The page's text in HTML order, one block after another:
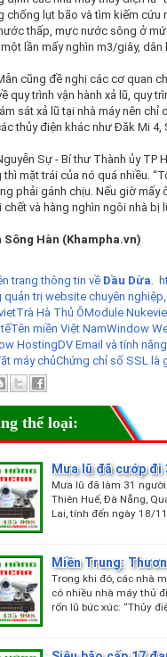
chống lụt bão và tìm kiếm cứu
thấp, mực nước sông ở
lần mấy nghìn m3/giây,
cũng đề nghị các cơ quan
quy trình vận hành xả lũ, quy
sát xả lũ tại nhà máy nên
thủy điện khác như Đăk Mi
Sự - Bí thư Thành ủy TP
thì mặt trái của nó quá nhiều.
phải gánh chịu. Nếu giờ
chết và hàng nghìn ngôi nhà bị
Sông Hàn (Khampha.vn)
trang thông tin về Dầu Dừa
quản trị website chuyên
Trà Hà Thủ ÔModule
Tên miền Việt NamWindow
HostingDV Email và tính năng
máy chủChứng chỉ số SSL là
thể loại:
Mưa lũ đã cướp đi
Mưa lũ đã làm 31
Thiên Huế, Đà Nẵng,
Lai, tính đến ngày 18/
Miền Trung:
Trong khi đó, các nhà
có nhiều nhà máy thủ
rốn lũ bức xúc: “Thủy